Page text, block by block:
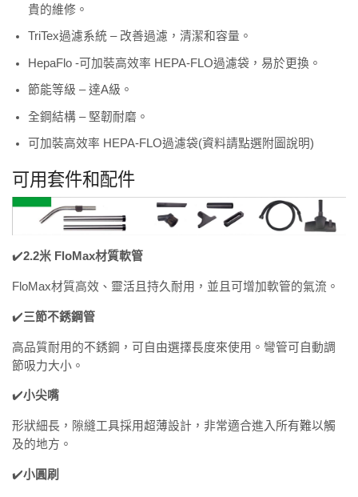
貴的維修。
TriTex過濾系統 – 改善過濾，清潔和容量。
HepaFlo -可加裝高效率 HEPA-FLO過濾袋，易於更換。
節能等級 – 達A級。
全鋼結構 – 堅韌耐磨。
可加裝高效率 HEPA-FLO過濾袋(資料請點選附圖說明)
可用套件和配件
✔️2.2米 FloMax材質軟管
FloMax材質高效、靈活且持久耐用，並且可增加軟管的氣流。
✔️三節不銹鋼管
高品質耐用的不銹鋼，可自由選擇長度來使用。彎管可自動調
節吸力大小。
✔️小尖嘴
形狀細長，隙縫工具採用超薄設計，非常適合進入所有難以觸
及的地方。
✔️小圓刷